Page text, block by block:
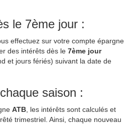
le 7ème jour :
effectuez sur votre compte épargne
des intérêts dès le 7ème jour
et jours fériés) suivant la date de
saison :
ATB , les intérêts sont calculés et
trimestriel. Ainsi, chaque nouveau